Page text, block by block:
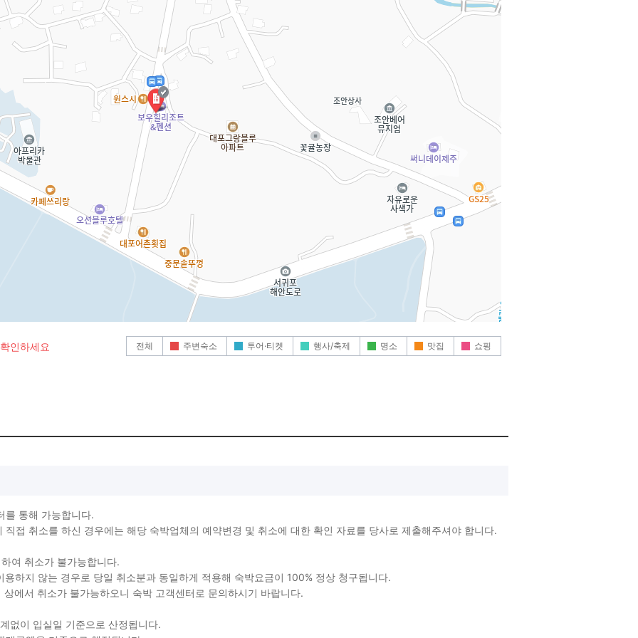
인하세요 전체 주변숙소 투어·티켓 행사/축제 명소 맛집 쇼핑
를 통해 가능합니다.
접 취소를 하신 경우에는 해당 숙박업체의 예약변경 및 취소에 대한 확인 자료를 당사로 제출해주셔야 합니다.
여 취소가 불가능합니다.
하지 않는 경우로 당일 취소분과 동일하게 적용해 숙박요금이 100% 정상 청구됩니다.
에서 취소가 불가능하오니 숙박 고객센터로 문의하시기 바랍니다.
없이 입실일 기준으로 산정됩니다.